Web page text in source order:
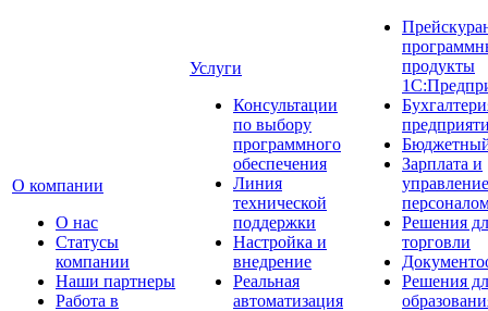
О компании
О нас
Cтатусы
компании
Наши партнеры
Работа в
Услуги
Консультации
по выбору
программного
обеспечения
Линия
технической
поддержки
Настройка и
внедрение
Реальная
автоматизация
продукты
Зарплата и
управление
Решения
торговли
Решения